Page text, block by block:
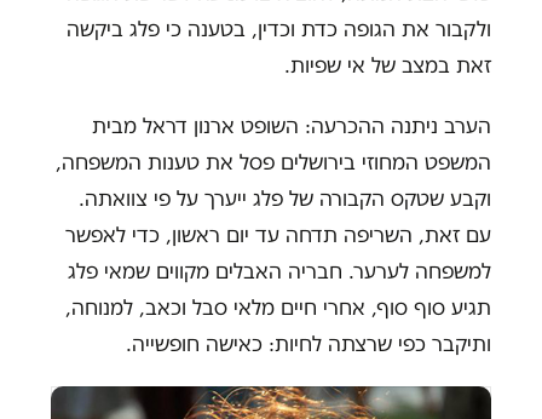
ולקבור את הגופה כדת וכדין, בטענה כי פלג ביקשה
זאת במצב של אי שפיות.
הערב ניתנה ההכרעה: השופט ארנון דראל מבית
המשפט המחוזי בירושלים פסל את טענות המשפחה,
וקבע שטקס הקבורה של פלג ייערך על פי צוואתה.
עם זאת, השריפה תדחה עד יום ראשון, כדי לאפשר
למשפחה לערער. חבריה האבלים מקווים שמאי פלג
תגיע סוף סוף, אחרי חיים מלאי סבל וכאב, למנוחה,
ותיקבר כפי שרצתה לחיות: כאישה חופשייה.